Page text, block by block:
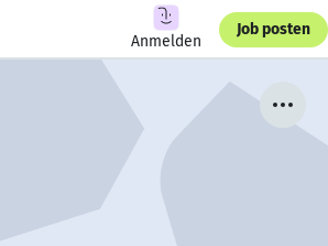
Anmelden
Job posten